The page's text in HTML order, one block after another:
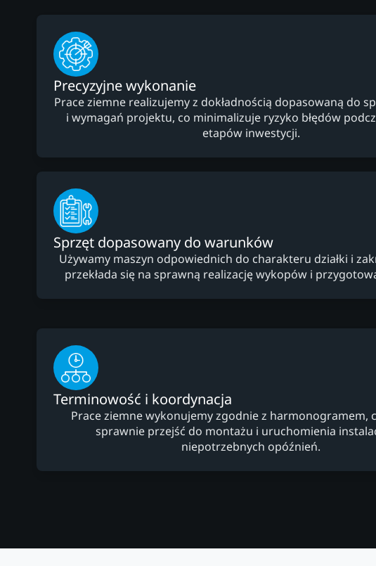
Precyzyjne wykonanie
Prace ziemne realizujemy z dokładnością dopasowaną do
i wymagań projektu, co minimalizuje ryzyko błędów
etapów inwestycji.
Sprzęt dopasowany do warunków
Używamy maszyn odpowiednich do charakteru działki i
przekłada się na sprawną realizację wykopów i
Terminowość i koordynacja
Prace ziemne wykonujemy zgodnie z harmonogramem,
sprawnie przejść do montażu i uruchomienia
niepotrzebnych opóźnień.